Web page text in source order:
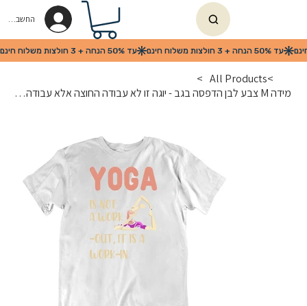
החשבון שלי
>
All Products
>
מידה M צבע לבן הדפסה בגב - יוגה זו לא עבודה החוצה אלא עבודה מבפנים